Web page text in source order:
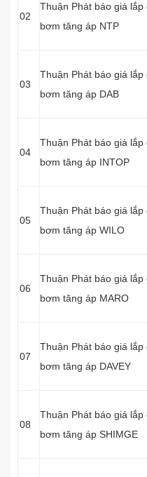
02
Thuận Phát báo giá lắp
bơm tăng áp NTP
03
Thuận Phát báo giá lắp
bơm tăng áp DAB
04
Thuận Phát báo giá lắp
bơm tăng áp INTOP
05
Thuận Phát báo giá lắp
bơm tăng áp WILO
06
Thuận Phát báo giá lắp
bơm tăng áp MARO
07
Thuận Phát báo giá lắp
bơm tăng áp DAVEY
08
Thuận Phát báo giá lắp
bơm tăng áp SHIMGE